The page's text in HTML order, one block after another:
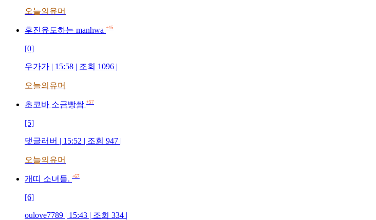
오늘의유머
후진유도하는 manhwa +45
[0]
우가가 | 15:58 | 조회 1096 |
오늘의유머
초코바 소금빵쌈 +57
[5]
댓글러버 | 15:52 | 조회 947 |
오늘의유머
개띠 소녀들. +67
[6]
oulove7789 | 15:43 | 조회 334 |